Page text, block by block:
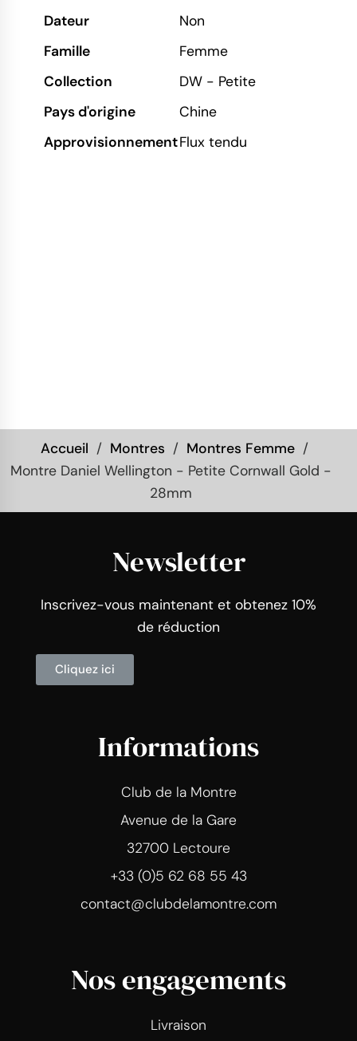
Dateur
Non
Famille
Femme
Collection
DW - Petite
Pays d'origine
Chine
ApprovisionnementFlux tendu
Accueil Montres
Montres Femme
Montre Daniel Wellington - Petite Cornwall Gold -
28mm
Newsletter
Inscrivez-vous maintenant et obtenez 10%
de réduction
Cliquez ici
Informations
Club de la Montre
Avenue de la Gare
32700 Lectoure
+33 (0)5 62 68 55 43
contact@clubdelamontre.com
Nos engagements
Livraison